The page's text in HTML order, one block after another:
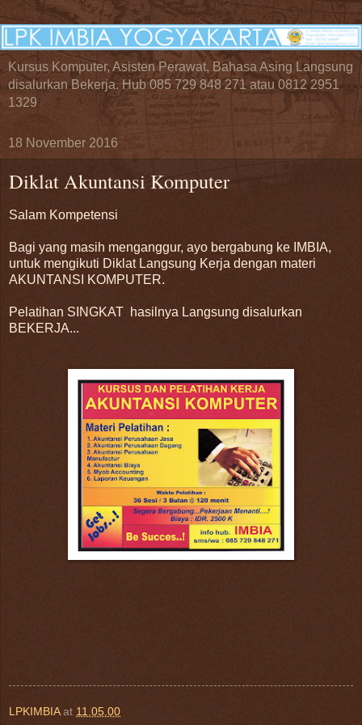
Kursus Komputer, Asisten Perawat, Bahasa Asing Langsung
disalurkan Bekerja. Hub 085 729 848 271 atau 0812 2951
1329
18 November 2016
Diklat Akuntansi Komputer
Salam Kompetensi
Bagi yang masih menganggur, ayo bergabung ke IMBIA,
untuk mengikuti Diklat Langsung Kerja dengan materi
AKUNTANSI KOMPUTER.
Pelatihan SINGKAT hasilnya Langsung disalurkan
BEKERJA...
LPKIMBIA at 11.05.00